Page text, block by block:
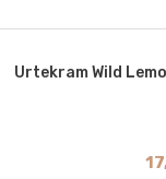
Urtekram Wild